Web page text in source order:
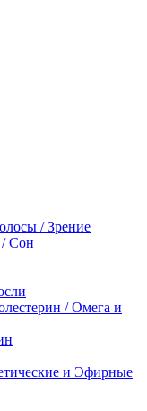
/ Зрение
/ Сон
/ Омега и
и Эфирные